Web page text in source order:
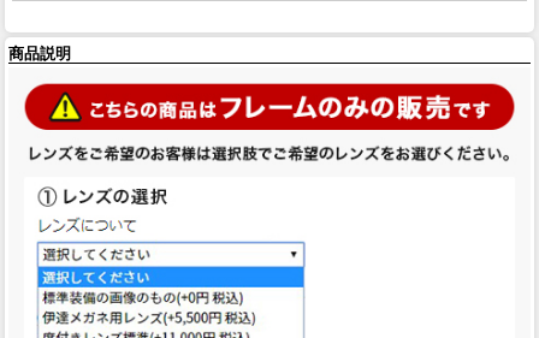
商品説明